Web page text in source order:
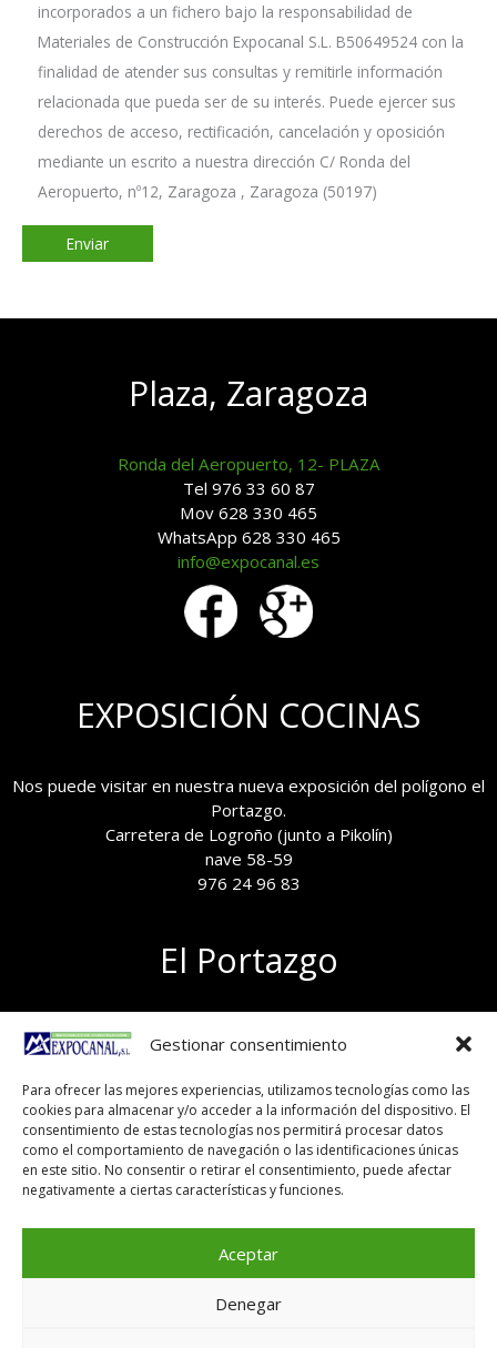
Gestionar consentimiento
Para ofrecer las mejores experiencias, utilizamos tecnologías como las
cookies para almacenar y/o acceder a la información del dispositivo. El
consentimiento de estas tecnologías nos permitirá procesar datos
como el comportamiento de navegación o las identificaciones únicas
en este sitio. No consentir o retirar el consentimiento, puede afectar
negativamente a ciertas características y funciones.
Aceptar
Denegar
incorporados a un fichero bajo la responsabilidad de
Materiales de Construcción Expocanal S.L. B50649524 con la
finalidad de atender sus consultas y remitirle información
relacionada que pueda ser de su interés. Puede ejercer sus
derechos de acceso, rectificación, cancelación y oposición
mediante un escrito a nuestra dirección C/ Ronda del
Aeropuerto, nº12, Zaragoza , Zaragoza (50197)
Plaza, Zaragoza
Ronda del Aeropuerto, 12- PLAZA
Tel 976 33 60 87
Mov 628 330 465
WhatsApp 628 330 465
info@expocanal.es
EXPOSICIÓN COCINAS
Nos puede visitar en nuestra nueva exposición del polígono el
Portazgo.
Carretera de Logroño (junto a Pikolín)
nave 58-59
976 24 96 83
El Portazgo
Polígono el Portazgo, nave 59
50011 Zaragoza
Tel 976 24 96 83
exposicion@expocanal.es
Aviso Legal
Política de cookies